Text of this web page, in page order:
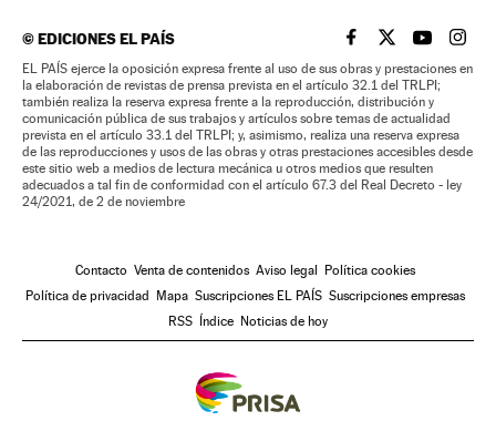
©EDICIONES EL PAÍS EL PAÍS BRASIL EN
EL PAÍSEL PAÍS
EL
EL PAÍS ejerce la oposición expresa frente al uso de sus obras y prestaciones en
la elaboración de revistas de prensa prevista en el artículo 32.1 del TRLPI;
también realiza la reserva expresa frente a la reproducción, distribución y
comunicación pública de sus trabajos y artículos sobre temas de actualidad
prevista en el artículo 33.1 del TRLPI; y, asimismo, realiza una reserva expresa
de las reproducciones y usos de las obras y otras prestaciones accesibles desde
este sitio web a medios de lectura mecánica u otros medios que resulten
adecuados a tal fin de conformidad con el artículo 67.3 del Real Decreto - ley
24/2021, de 2 de noviembre
Contacto Venta de contenidos Aviso legal
Política cookies
Política de privacidad
Mapa Suscripciones EL PAÍS Suscripciones empresas
RSS
Índice Noticias de hoy